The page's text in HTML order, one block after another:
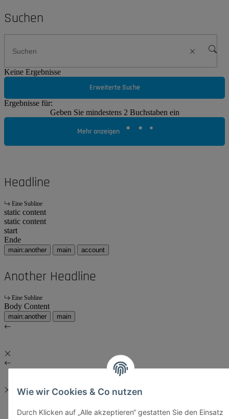
Wie wir Cookies & Co nutzen
Durch Klicken auf „Alle akzeptieren“ gestatten Sie den Einsatz
Suchen
Keine Ergebnisse
Erweiterte Suche
Ergebnisse für:
Geben Sie mindestens 2 Buchstaben ein
Mehr anzeigen
Headline
Eine Subline
static content
static content
start
Ende
main:another main account
Another Headline
Eine Subline
Body Content
main:another main